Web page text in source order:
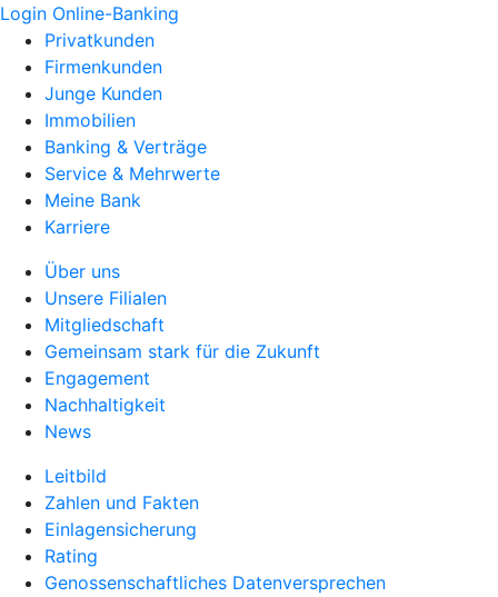
Login Online-Banking
Privatkunden
Firmenkunden
Junge Kunden
Immobilien
Banking & Verträge
Service & Mehrwerte
Meine Bank
Karriere
Über uns
Unsere Filialen
Mitgliedschaft
Gemeinsam stark für die Zukunft
Engagement
Nachhaltigkeit
News
Leitbild
Zahlen und Fakten
Einlagensicherung
Rating
Genossenschaftliches Datenversprechen